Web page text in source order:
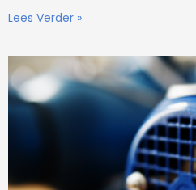
Lees Verder »